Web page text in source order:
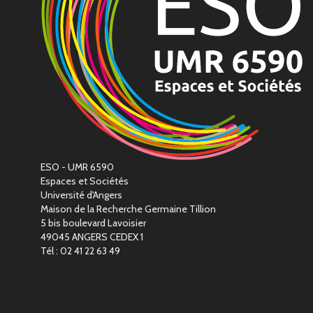
ESO - UMR 6590
Espaces et Sociétés
Université d'Angers
Maison de la Recherche Germaine Tillion
5 bis boulevard Lavoisier
49045 ANGERS CEDEX 1
Tél : 02 41 22 63 49